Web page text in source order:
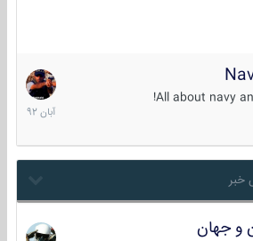
All about navy
22
آبان
1392
و جهان
3